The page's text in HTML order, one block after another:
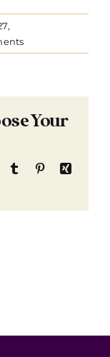
Your
Tumblr PinterestXing